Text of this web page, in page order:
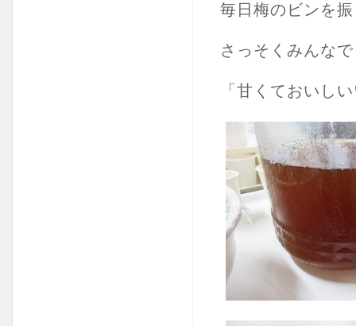
毎日梅のビンを
さっそくみんな
「甘くておいし